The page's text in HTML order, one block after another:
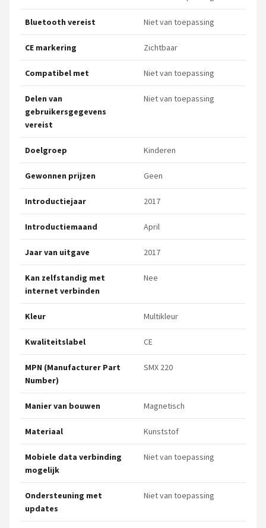
Bluetooth vereist Niet van toepassing
CE markering Zichtbaar
Compatibel met Niet van toepassing
Delen van
gebruikersgegevens
vereist
Niet van toepassing
Doelgroep Kinderen
Gewonnen prijzen Geen
Introductiejaar 2017
Introductiemaand April
Jaar van uitgave 2017
Kan zelfstandig met
internet verbinden
Nee
Kleur Multikleur
Kwaliteitslabel CE
MPN (Manufacturer Part
Number)
SMX 220
Manier van bouwen Magnetisch
Materiaal Kunststof
Mobiele data verbinding
mogelijk
Niet van toepassing
Ondersteuning met
updates
Niet van toepassing